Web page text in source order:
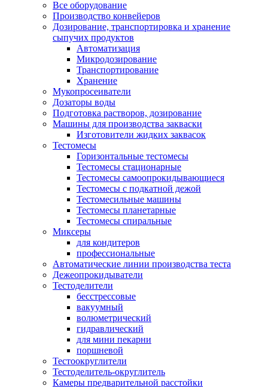
Все оборудование
Производство конвейеров
Дозирование, транспортировка и хранение
сыпучих продуктов
Автоматизация
Микродозирование
Транспортирование
Хранение
Мукопросеиватели
Дозаторы воды
Подготовка растворов, дозирование
Машины для производства закваски
Изготовители жидких заквасок
Тестомесы
Горизонтальные тестомесы
Тестомесы стационарные
Тестомесы самоопрокидывающиеся
Тестомесы с подкатной дежой
Тестомесильные машины
Тестомесы планетарные
Тестомесы спиральные
Миксеры
для кондитеров
профессиональные
Автоматические линии производства теста
​Дежеопрокидыватели
Тестоделители
бесстрессовые
вакуумный
волюметрический
гидравлический
для мини пекарни
поршневой
Тестоокруглители
Тестоделитель-округлитель
Камеры предварительной расстойки